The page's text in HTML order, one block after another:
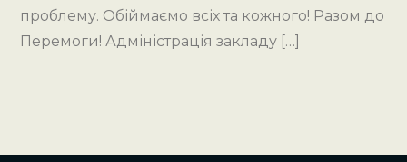
проблему. Обіймаємо всіх та кожного! Разом до
Перемоги! Адміністрація закладу […]